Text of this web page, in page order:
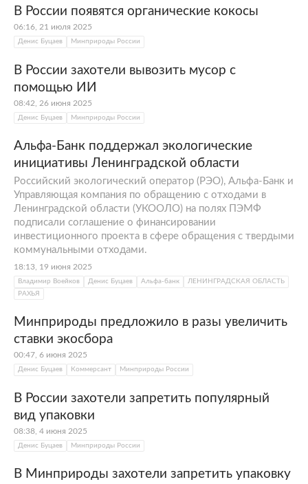
В России появятся органические кокосы
06:16, 21 июля 2025
Денис Буцаев Минприроды России
В России захотели вывозить мусор с
помощью ИИ
08:42, 26 июня 2025
Денис Буцаев Минприроды России
Альфа-Банк поддержал экологические
инициативы Ленинградской области
Российский экологический оператор (РЭО), Альфа-Банк и
Управляющая компания по обращению с отходами в
Ленинградской области (УКООЛО) на полях ПЭМФ
подписали соглашение о финансировании
инвестиционного проекта в сфере обращения с твердыми
коммунальными отходами.
18:13, 19 июня 2025
Владимир Воейков Денис Буцаев Альфа-банк
ЛЕНИНГРАДСКАЯ ОБЛАСТЬ
РАХЬЯ
Минприроды предложило в разы увеличить
ставки экосбора
00:47, 6 июня 2025
Денис Буцаев Коммерсант Минприроды России
В России захотели запретить популярный
вид упаковки
08:38, 4 июня 2025
Денис Буцаев Минприроды России
В Минприроды захотели запретить упаковку